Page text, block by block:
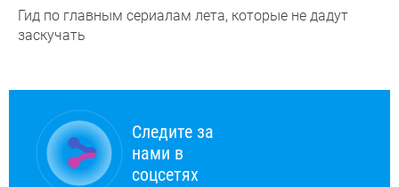
Гид по главным сериалам лета, которые не дадут
заскучать
Следите за
нами в
соцсетях